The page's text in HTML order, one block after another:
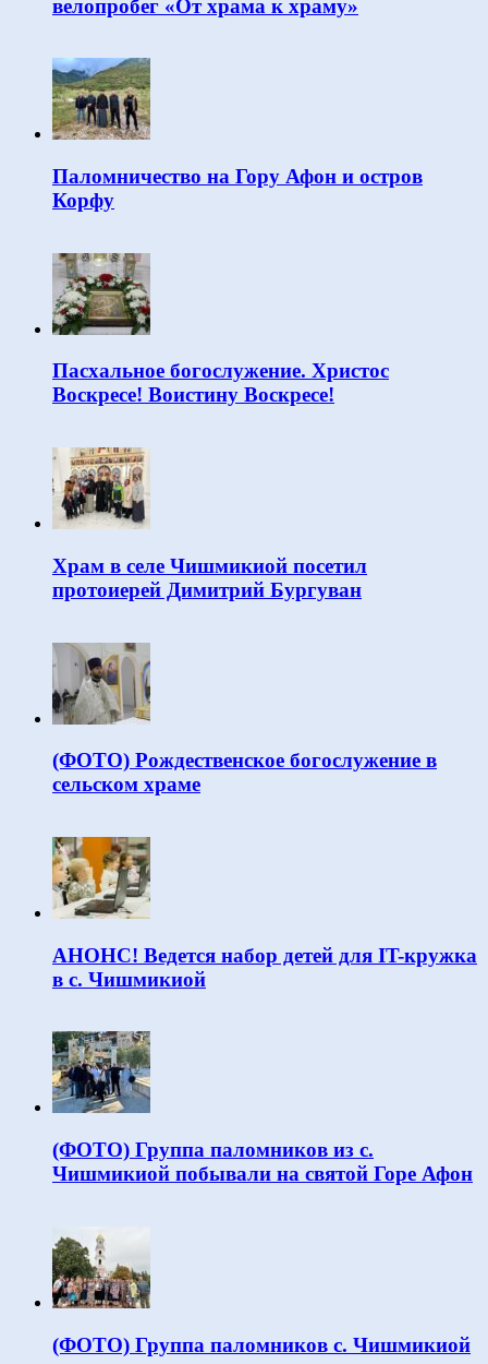
велопробег «От храма к храму»
Паломничество на Гору Афон и остров
Корфу
Пасхальное богослужение. Христос
Воскресе! Воистину Воскресе!
Храм в селе Чишмикиой посетил
протоиерей Димитрий Бургуван
(ФОТО) Рождественское богослужение в
сельском храме
АНОНС! Ведется набор детей для IT-кружка
в с. Чишмикиой
(ФОТО) Группа паломников из с.
Чишмикиой побывали на святой Горе Афон
(ФОТО) Группа паломников с. Чишмикиой